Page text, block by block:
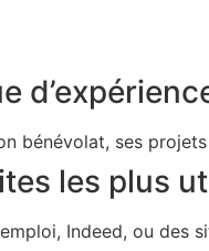
bénévolat, ses
les plus
Indeed, ou des